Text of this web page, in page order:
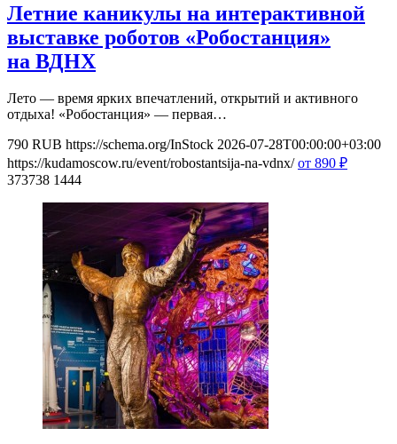
Летние каникулы на интерактивной
выставке роботов «Робостанция»
на ВДНХ
Лето — время ярких впечатлений, открытий и активного
отдыха! «Робостанция» — первая…
790 RUB https://schema.org/InStock 2026-07-28T00:00:00+03:00
https://kudamoscow.ru/event/robostantsija-na-vdnx/ от 890 ₽
373738 1444